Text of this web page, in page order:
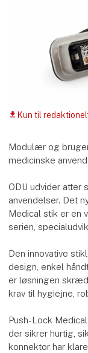
download Kun til
Modulær og
medicinske
ODU udvider atter
anvendelser. Det
Medical stik er en
serien,
Den innovative
design, enkel
er løsningen
krav til hygiejne,
Push-Lock
der sikrer hurtig,
konnektor har